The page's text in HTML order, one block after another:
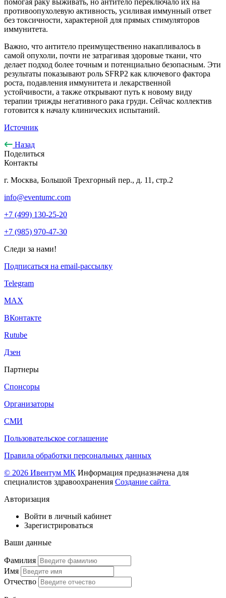
помогая раку выживать, но антитело переключало их на
противоопухолевую активность, усиливая иммунный ответ
без токсичности, характерной для прямых стимуляторов
иммунитета.
Важно, что антитело преимущественно накапливалось в
самой опухоли, почти не затрагивая здоровые ткани, что
делает подход более точным и потенциально безопасным. Эти
результаты показывают роль SFRP2 как ключевого фактора
роста, подавления иммунитета и лекарственной
устойчивости, а также открывают путь к новому виду
терапии трижды негативного рака груди. Сейчас коллектив
готовится к началу клинических испытаний.
Источник
Назад
Поделиться
Контакты
г. Москва, Большой Трехгорный пер., д. 11, стр.2
info@eventumc.com
+7 (499) 130-25-20
+7 (985) 970-47-30
Следи за нами!
Подписаться на email-рассылку
Telegram
МАХ
ВКонтакте
Rutube
Дзен
Партнеры
Спонсоры
Организаторы
СМИ
Пользовательское соглашение
Правила обработки персональных данных
© 2026 Ивентум МК Информация предназначена для
специалистов здравоохранения Создание сайта
Авторизация
Войти в личный кабинет
Зарегистрироваться
Ваши данные
Фамилия
Имя
Отчество